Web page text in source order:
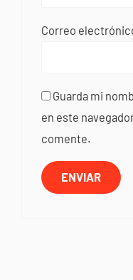
Correo
Guarda mi
en este
comente.